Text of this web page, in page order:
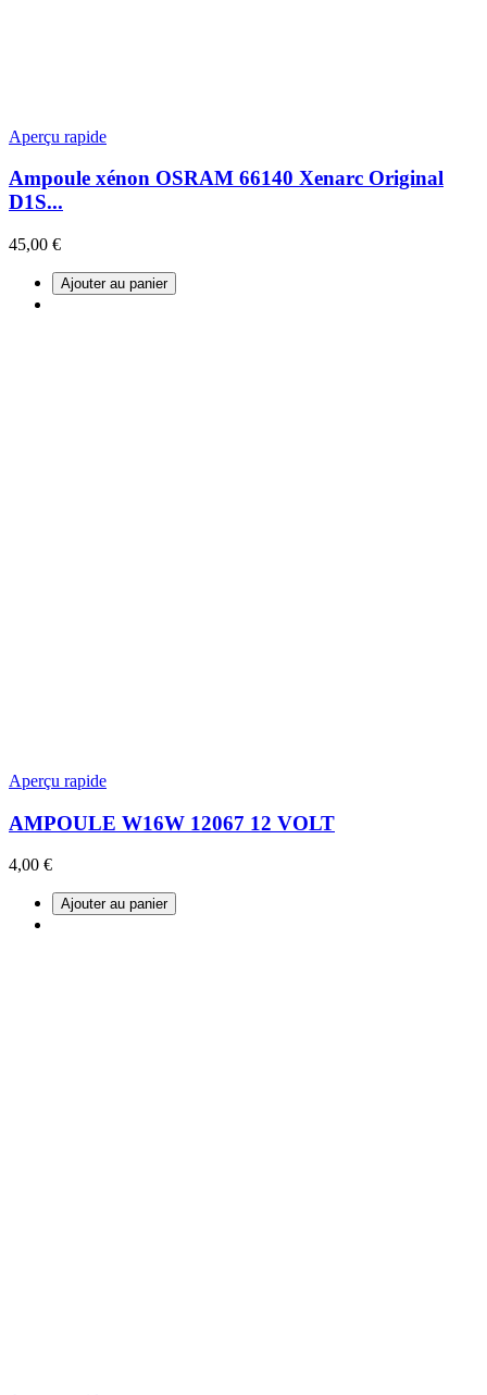
Aperçu rapide
Ampoule xénon OSRAM 66140 Xenarc Original
D1S...
45,00 €
Ajouter au panier
Aperçu rapide
AMPOULE W16W 12067 12 VOLT
4,00 €
Ajouter au panier